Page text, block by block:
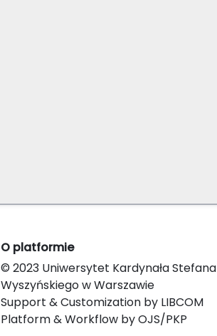
O platformie
© 2023 Uniwersytet Kardynała Stefana
Wyszyńskiego w Warszawie
Support & Customization by LIBCOM
Platform & Workflow by OJS/PKP